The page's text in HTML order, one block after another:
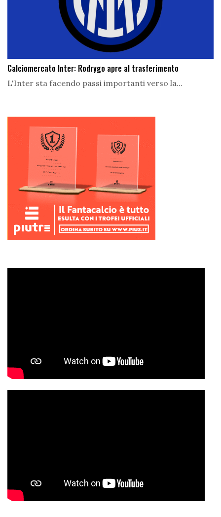
Calciomercato Inter: Rodrygo apre al trasferimento
L'Inter sta facendo passi importanti verso la...